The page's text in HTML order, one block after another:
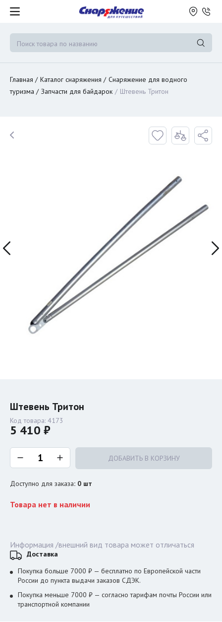
Главная Каталог снаряжения
Снаряжение для водного
туризма
Запчасти для байдарок Штевень Тритон
Штевень Тритон
Код товара: 4173
5 410 ₽
ДОБАВИТЬ В КОРЗИНУ
Доступно для заказа: 0 шт
Товара нет в наличии
Информация /внешний вид товара может отличаться
Доставка
Покупка больше 7000 ₽ — бесплатно по Европейской части
России до пункта выдачи заказов СДЭК.
Покупка меньше 7000 ₽ — согласно тарифам почты России или
транспортной компании